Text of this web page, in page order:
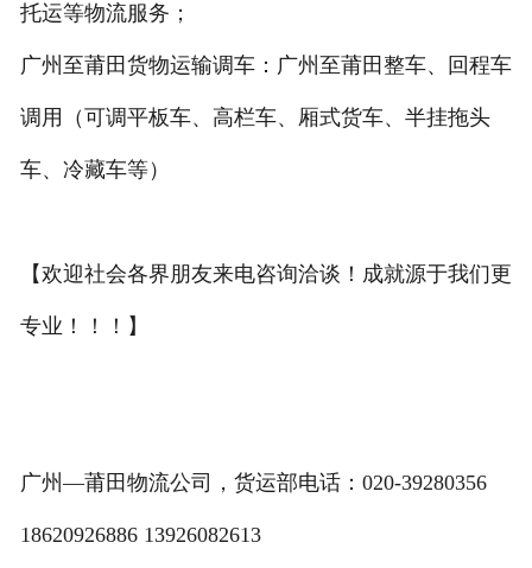
托运等物流服务；
广州至莆田货物运输调车：广州至莆田整车、回程车
调用（可调平板车、高栏车、厢式货车、半挂拖头
车、冷藏车等）
【欢迎社会各界朋友来电咨询洽谈！成就源于我们更
专业！！！】
广州—莆田物流公司，货运部电话：020-39280356
18620926886 13926082613